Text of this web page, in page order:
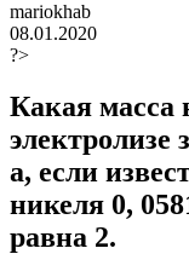
mariokhab
08.01.2020
?>
Какая масса
электролизе
а, если
никеля 0,
равна 2.